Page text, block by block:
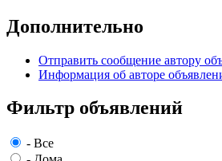
Дополнительно
Отправить сообщение автору
Информация об авторе
Фильтр объявлений
- Все